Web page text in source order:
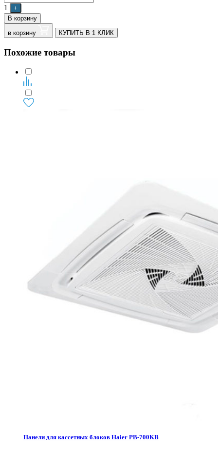
1
+
В корзину
в корзину
КУПИТЬ В 1 КЛИК
Похожие товары
Панели для кассетных блоков Haier PB-700KB